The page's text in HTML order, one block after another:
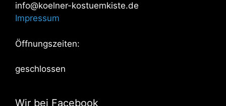
info@koelner-kostuemkiste.de
Impressum
Öffnungszeiten:
geschlossen
Wir bei Facebook